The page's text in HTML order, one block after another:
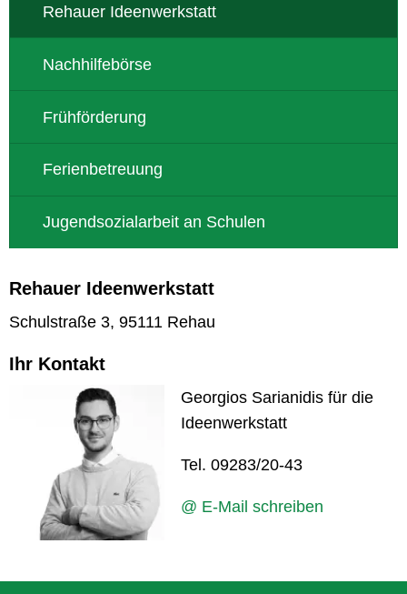
Rehauer Ideenwerkstatt
Nachhilfebörse
Frühförderung
Ferienbetreuung
Jugendsozialarbeit an Schulen
Rehauer Ideenwerkstatt
Schulstraße 3, 95111 Rehau
Ihr Kontakt
Georgios Sarianidis für die
Ideenwerkstatt
Tel. 09283/20-43
@ E-Mail schreiben